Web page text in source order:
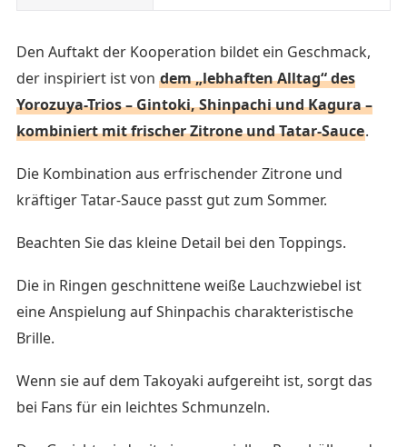
Den Auftakt der Kooperation bildet ein Geschmack,
der inspiriert ist von dem „lebhaften Alltag“ des
Yorozuya-Trios – Gintoki, Shinpachi und Kagura –
kombiniert mit frischer Zitrone und Tatar-Sauce.
Die Kombination aus erfrischender Zitrone und
kräftiger Tatar-Sauce passt gut zum Sommer.
Beachten Sie das kleine Detail bei den Toppings.
Die in Ringen geschnittene weiße Lauchzwiebel ist
eine Anspielung auf Shinpachis charakteristische
Brille.
Wenn sie auf dem Takoyaki aufgereiht ist, sorgt das
bei Fans für ein leichtes Schmunzeln.